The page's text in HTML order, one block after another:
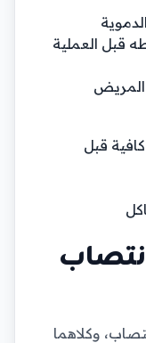
قبل العملية
المريض
قبل
وكلاهما